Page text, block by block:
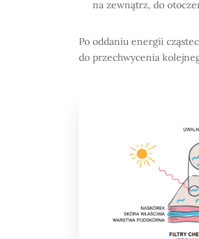
na zewnątrz, do
Po oddaniu energii
do przechwycenia